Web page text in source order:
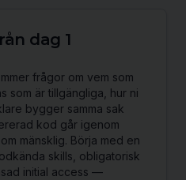
dag 1
frågor om vem som
som är tillgängliga, hur ni
bygger samma sak
kod går igenom
mänsklig. Börja med en
skills, obligatorisk
initial access —